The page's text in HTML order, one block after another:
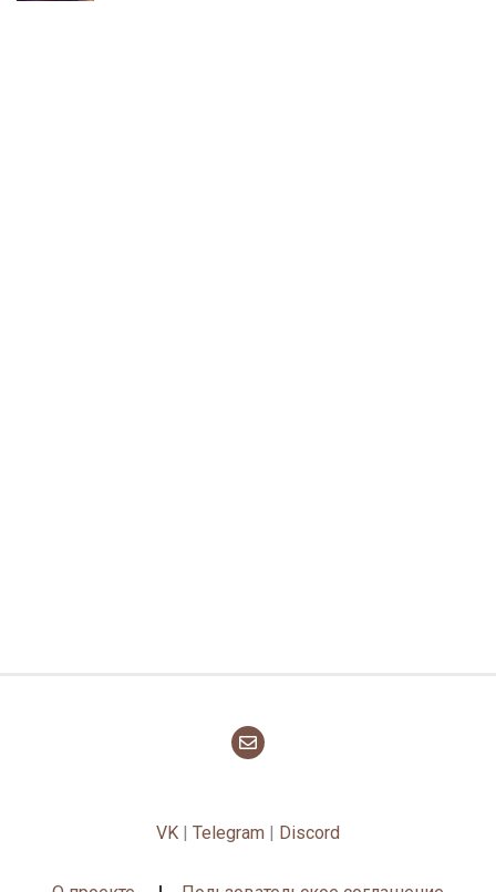
VK Telegram Discord